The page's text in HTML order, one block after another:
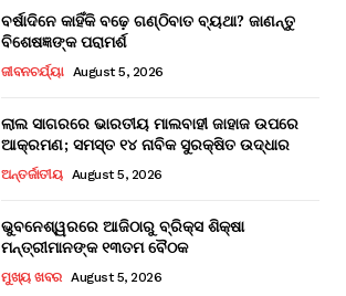
ବର୍ଷାଦିନେ କାହିଁକି ବଢ଼େ ଗଣ୍ଠିବାତ ବ୍ୟଥା? ଜାଣନ୍ତୁ
ବିଶେଷଜ୍ଞଙ୍କ ପରାମର୍ଶ
ଜୀବନଚର୍ଯ୍ୟା August 5, 2026
ଲାଲ ସାଗରରେ ଭାରତୀୟ ମାଲବାହୀ ଜାହାଜ ଉପରେ
ଆକ୍ରମଣ; ସମସ୍ତ ୧୪ ନାବିକ ସୁରକ୍ଷିତ ଉଦ୍ଧାର
ଅନ୍ତର୍ଜାତୀୟ August 5, 2026
ଭୁବନେଶ୍ୱରରେ ଆଜିଠାରୁ ବ୍ରିକ୍ସ ଶିକ୍ଷା
ମନ୍ତ୍ରୀମାନଙ୍କ ୧୩ତମ ବୈଠକ
ମୁଖ୍ୟ ଖବର August 5, 2026